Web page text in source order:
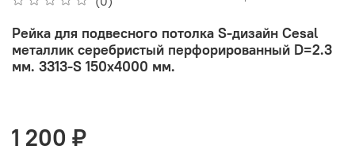
Рейка для подвесного потолка S-дизайн Cesal
металлик серебристый перфорированный D=2.3
мм. 3313-S 150х4000 мм.
1 200 ₽